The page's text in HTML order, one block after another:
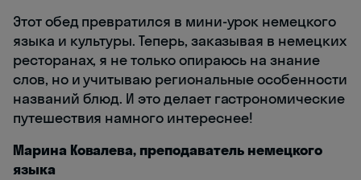
Этот обед превратился в мини-урок немецкого
языка и культуры. Теперь, заказывая в немецких
ресторанах, я не только опираюсь на знание
слов, но и учитываю региональные особенности
названий блюд. И это делает гастрономические
путешествия намного интереснее!
Марина Ковалева, преподаватель немецкого
языка